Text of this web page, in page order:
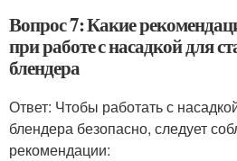
Вопрос 7: Какие
при работе с насадкой для
блендера
Ответ: Чтобы работать с
блендера безопасно, следует
рекомендации: